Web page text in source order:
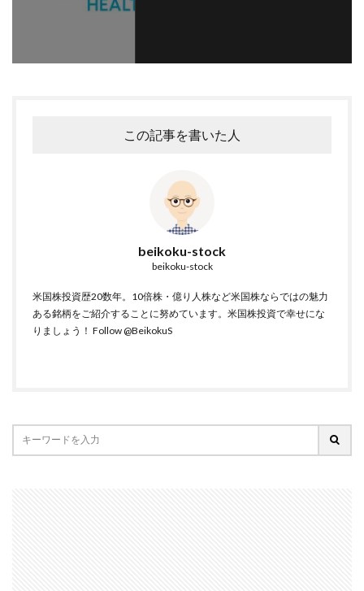
この記事を書いた人
beikoku-stock
beikoku-stock
米国株投資歴20数年。10倍株・億り人株など米国株ならではの魅力
ある銘柄をご紹介することに努めています。米国株投資で幸せにな
りましょう！ Follow @BeikokuS